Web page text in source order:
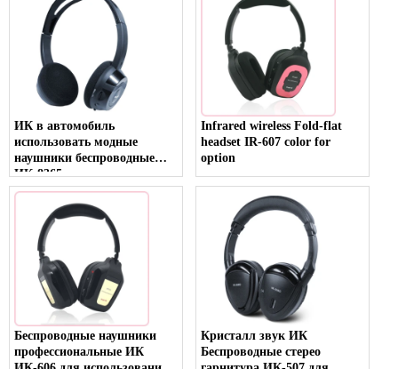
ИК в автомобиль
использовать модные
наушники беспроводные
ИК-8365
Infrared wireless Fold-flat
headset IR-607 color for
option
Беспроводные наушники
профессиональные ИК
Кристалл звук ИК
Беспроводные стерео